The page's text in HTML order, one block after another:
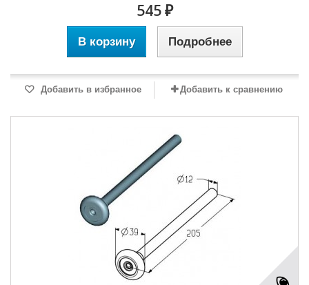
545 ₽
В корзину Подробнее
Добавить в избранное Добавить к сравнению